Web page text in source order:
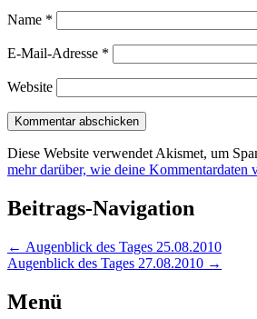
Name *
E-Mail-Adresse *
Website
Diese Website verwendet Akismet, um
mehr darüber, wie deine Kommentardaten
Beitrags-Navigation
← Augenblick des Tages 25.08.2010
Augenblick des Tages 27.08.2010 →
Menü